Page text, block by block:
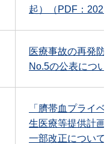
起）（PDF：
医療事故の再発防
No.5の公表につ
「臍帯血プライ
生医療等提供計画
一部改正について